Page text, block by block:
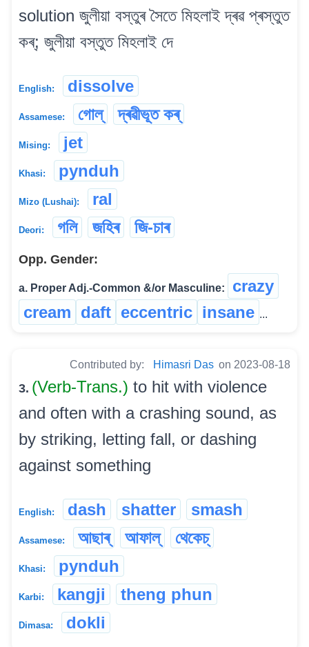
solution জুলীয়া বস্তুৰ সৈতে মিহলাই দ্ৰৱ প্ৰস্তুত
কৰ্; জুলীয়া বস্তুত মিহলাই দে
English: dissolve
Assamese: গোল্ দ্ৰৱীভূত কৰ্
Mising: jet
Khasi: pynduh
Mizo (Lushai): ral
Deori: গলি জহিৰ জি-চাৰ
Opp. Gender:
a. Proper Adj.-Common &/or Masculine:
crazy
cream daft eccentric insane ...
Contributed by: Himasri Das on 2023-08-18
3. (Verb-Trans.) to hit with violence
and often with a crashing sound, as
by striking, letting fall, or dashing
against something
English: dash shatter smash
Assamese: আছাৰ্ আফাল্ থেকেচ্
Khasi: pynduh
Karbi: kangji theng phun
Dimasa: dokli